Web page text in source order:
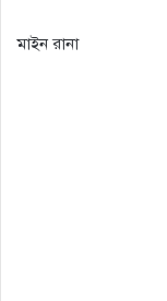
মাইন রানা